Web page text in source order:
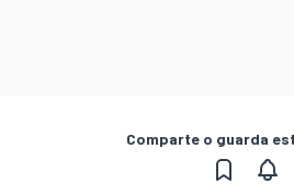
Comparte o guarda